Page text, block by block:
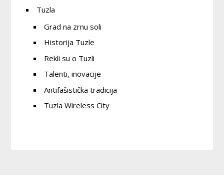
Tuzla
Grad na zrnu soli
Historija Tuzle
Rekli su o Tuzli
Talenti, inovacije
Antifašistička tradicija
Tuzla Wireless City